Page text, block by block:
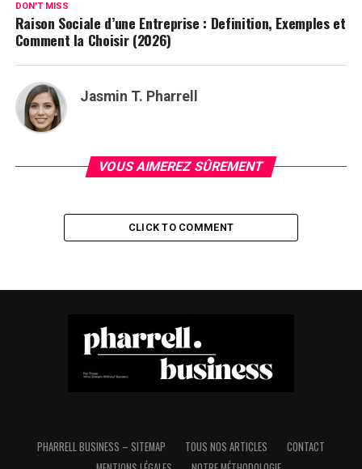
DON'T MISS
Raison Sociale d’une Entreprise : Definition, Exemples et
Comment la Choisir (2026)
Jasmin T. Pharrell
VOUS AIMEREZ SÛREMENT
CLICK TO COMMENT
PHARRELL BUSINESS – SITEMAP TOUS NOS ARTICLES
CONTACT